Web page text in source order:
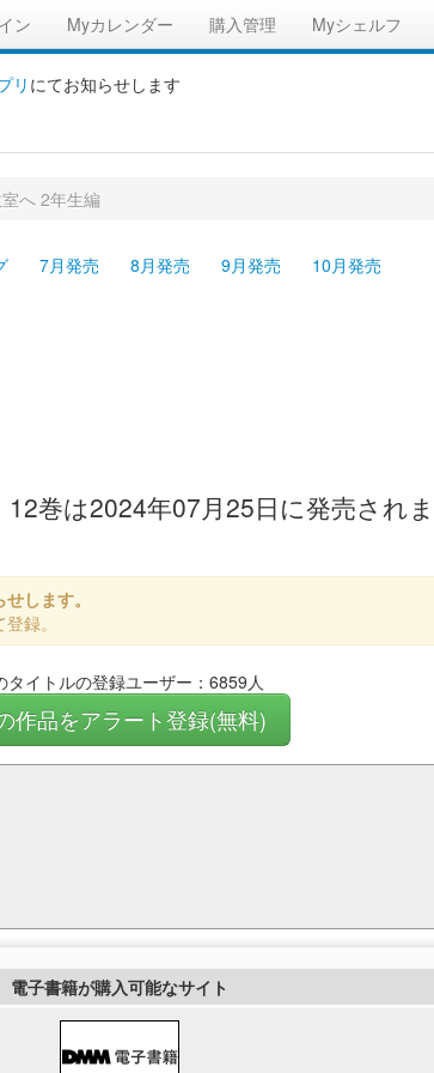
ン Myカレンダー 購入管理 Myシェルフ
リにてお知らせします
へ 2年生編
7月発売 8月発売 9月発売 10月発売
巻は2024年07月25日に発売され
します。
録。
タイトルの登録ユーザー：6859人
作品をアラート登録(無料)
電子書籍が購入可能なサイト